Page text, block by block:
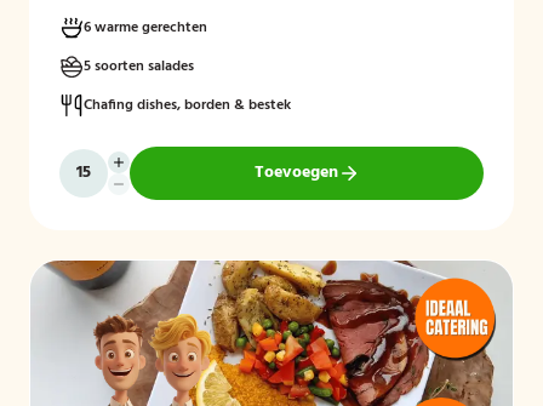
6 warme gerechten
5 soorten salades
Chafing dishes, borden & bestek
Toevoegen